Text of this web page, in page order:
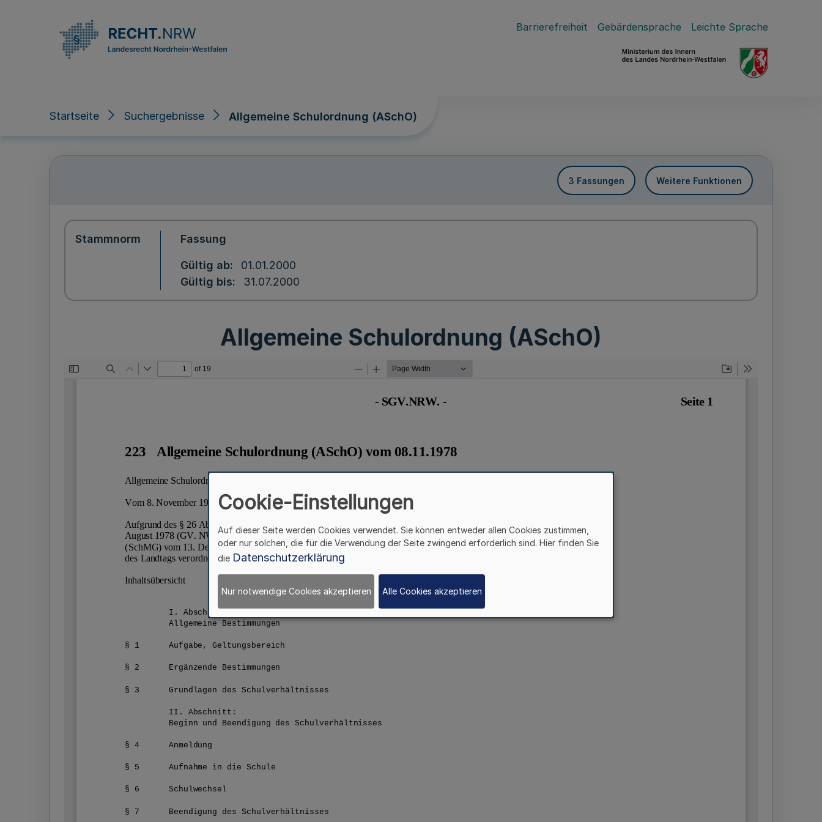
Barrierefreiheit Gebärdensprache Leichte Sprache
Startseite Suchergebnisse Allgemeine Schulordnung (ASchO)
3 Fassungen Weitere Funktionen
Stammnorm Fassung
Gültig ab
01.01.2000
Gültig bis
31.07.2000
Allgemeine Schulordnung (ASchO)
Cookie-Einstellungen
Auf dieser Seite werden Cookies verwendet. Sie können entweder allen Cookies zustimmen,
oder nur solchen, die für die Verwendung der Seite zwingend erforderlich sind. Hier finden Sie
die Datenschutzerklärung
Nur notwendige Cookies akzeptieren Alle Cookies akzeptieren